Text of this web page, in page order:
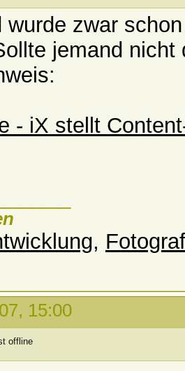
wurde zwar
jemand
- iX stellt
,
15:00